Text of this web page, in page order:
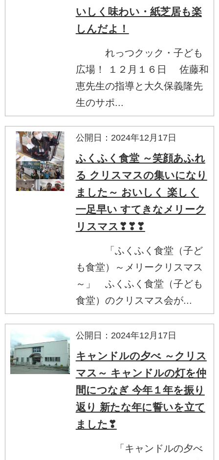
いしく味わい・紙芝居も楽
しんだよ！
れっつクック・子ども
広場！ １２月１６日 佐藤和
恵先生の指導と大久保義隆先
生のサポ...
公開日：2024年12月17日
ふくふく食堂 ～笑顔あふれ
る クリスマスの集いになり
ました～ おいしく 楽しく
一足早い すてきなメリーク
リスマス❣❣❣
「ふくふく食堂（子ど
も食堂）～メリークリスマス
～」 ふくふく食堂（子ども
食堂）のクリスマス会が...
公開日：2024年12月17日
キャンドルの夕べ ～クリス
マス～ キャンドルの灯を仲
間につなぎ 今年１年を振り
返り 新たな年に誓いを立て
ました❣
「キャンドルの夕べ